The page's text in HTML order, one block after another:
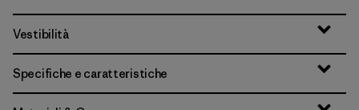
Vestibilità
Specifiche e caratteristiche